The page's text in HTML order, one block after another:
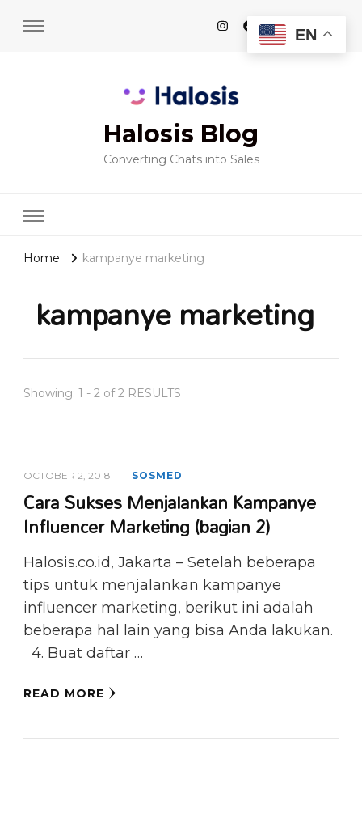
Halosis Blog
Converting Chats into Sales
Home kampanye marketing
kampanye marketing
Showing: 1 - 2 of 2 RESULTS
OCTOBER 2, 2018 SOSMED
Cara Sukses Menjalankan Kampanye
Influencer Marketing (bagian 2)
Halosis.co.id, Jakarta – Setelah beberapa
tips untuk menjalankan kampanye
influencer marketing, berikut ini adalah
beberapa hal lain yang bisa Anda lakukan.
4. Buat daftar …
READ MORE
EN